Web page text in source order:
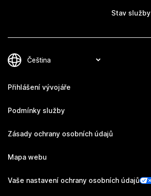
Stav služby
Přihlášení vývojáře
Podmínky služby
Zásady ochrany osobních údajů
Mapa webu
Vaše nastavení ochrany osobních údajů